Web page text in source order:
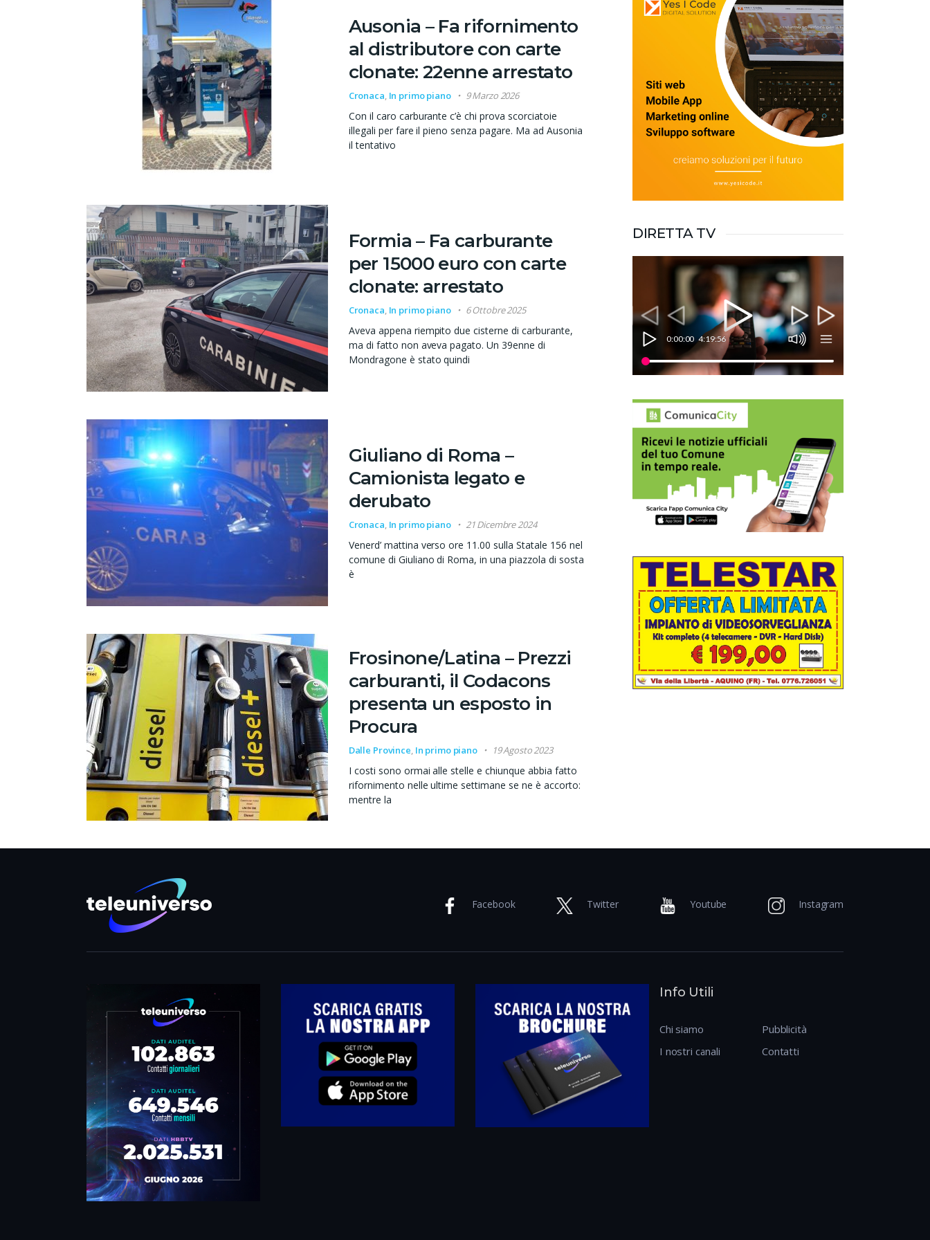
Ausonia – Fa rifornimento
al distributore con carte
clonate: 22enne arrestato
Cronaca, In primo piano 9 Marzo 2026
Con il caro carburante c’è chi prova scorciatoie
illegali per fare il pieno senza pagare. Ma ad Ausonia
il tentativo
Formia – Fa carburante
per 15000 euro con carte
clonate: arrestato
Cronaca, In primo piano 6 Ottobre 2025
Aveva appena riempito due cisterne di carburante,
ma di fatto non aveva pagato. Un 39enne di
Mondragone è stato quindi
Giuliano di Roma –
Camionista legato e
derubato
Cronaca, In primo piano 21 Dicembre 2024
Venerd’ mattina verso ore 11.00 sulla Statale 156 nel
comune di Giuliano di Roma, in una piazzola di sosta
è
Frosinone/Latina – Prezzi
carburanti, il Codacons
presenta un esposto in
Procura
Dalle Province, In primo piano 19 Agosto 2023
I costi sono ormai alle stelle e chiunque abbia fatto
rifornimento nelle ultime settimane se ne è accorto:
mentre la
DIRETTA TV
0:00:00 4:19:56
Facebook Twitter Youtube Instagram
Info Utili
Chi siamo
I nostri canali
Pubblicità
Contatti